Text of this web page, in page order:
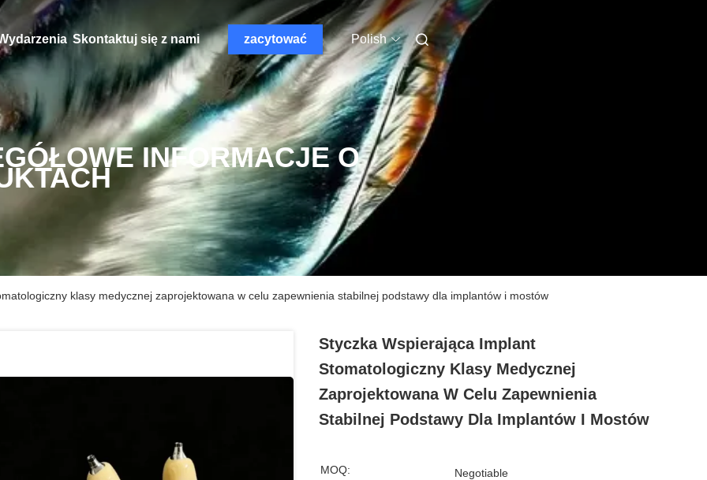
Skontaktuj się z nami zacytować Polish
INFORMACJE O
klasy medycznej zaprojektowana w celu zapewnienia stabilnej podstawy dla implantów i mostów
Styczka Wspierająca Implant
Stomatologiczny Klasy Medycznej
Zaprojektowana W Celu Zapewnienia
Stabilnej Podstawy Dla Implantów I Mostów
MOQ: Negotiable